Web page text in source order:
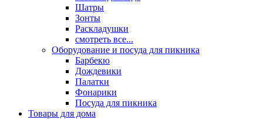
Шатры
Зонты
Раскладушки
смотреть все...
Оборудование и посуда для пикника
Барбекю
Дождевики
Палатки
Фонарики
Посуда для пикника
Товары для дома